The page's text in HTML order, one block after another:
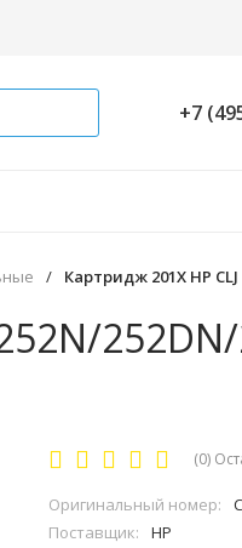
+7
/ Картридж 201X HP
(0)
Оригинальный номер:
Поставщик:
HP